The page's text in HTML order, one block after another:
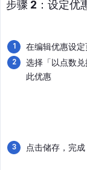
步骤 2：设定优
在编辑优惠设
选择「以点数
此优惠
点击储存，完成